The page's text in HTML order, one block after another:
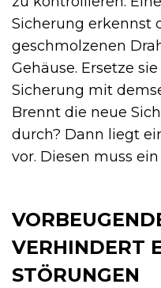
Sicherung erkennst
geschmolzenen
Gehäuse. Ersetze
Sicherung mit
Brennt die neue
durch? Dann liegt
vor. Diesen muss
VERHINDERT
STÖRUNGEN